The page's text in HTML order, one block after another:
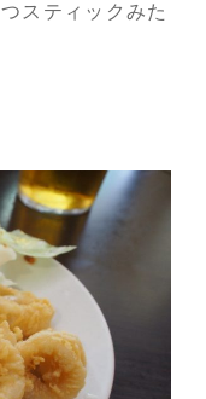
スティックみた